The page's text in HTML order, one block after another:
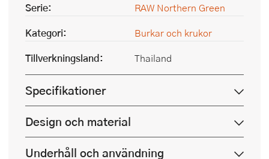
Serie:
RAW Northern Green
Kategori:
Burkar och krukor
Tillverkningsland:
Thailand
Specifikationer
Design och material
Underhåll och användning